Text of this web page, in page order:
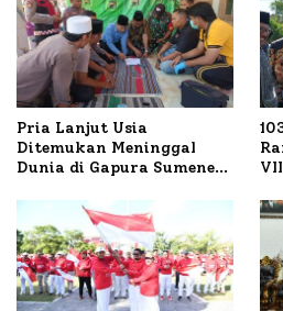
Pria Lanjut Usia
Ditemukan Meninggal
Dunia di Gapura Sumenep,